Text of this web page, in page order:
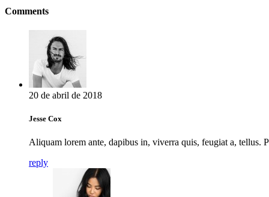
Comments
20 de abril de 2018
Jesse Cox
Aliquam lorem ante, dapibus in, viverra quis, feugiat a, tellus.
reply